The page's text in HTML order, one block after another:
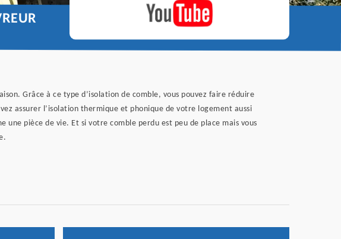
Grâce à ce type d’isolation de comble, vous pouvez faire réduire
assurer l’isolation thermique et phonique de votre logement aussi
pièce de vie. Et si votre comble perdu est peu de place mais vous